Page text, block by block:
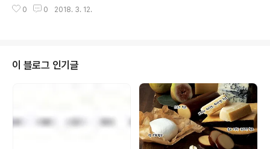
습니다. 풀무원 볶음밥, 그중에서도 가장 핫한 인기만점 제
단한 음식이 있어요. 그것도 무려 '된장국' 모름지기 된장국
거운 물만 붓고 1분이면 끝이거든요. 그리고 그 1분의 시간
이 지나면 마법과 같은 일이 벌어지죠. 국산 얼갈이 배추와
미역, 팽이버섯으로 제대로 맛을낸 미소 된장국이 눈앞에
펼쳐지거든요. ㅎㅎ 딱 봐도 푸짐하게 보일만큼 건더기도
넉넉하게~ ㅎ 바쁜 아침식사는 물론 캠핑장이나 해외에 나
가서도 간편하게 먹..
0 0 2018. 3. 12.
이 블로그 인기글